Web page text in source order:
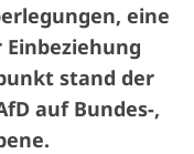
eine
stand der
auf Bundes-,